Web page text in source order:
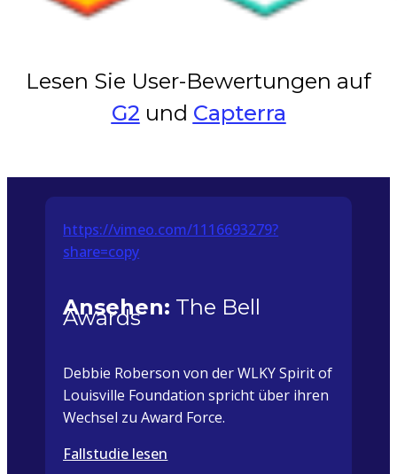
Lesen Sie User-Bewertungen auf
G2 und Capterra
https://vimeo.com/1116693279?
share=copy
Ansehen: The Bell
Awards
Debbie Roberson von der WLKY Spirit of
Louisville Foundation spricht über ihren
Wechsel zu Award Force.
Fallstudie lesen